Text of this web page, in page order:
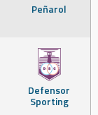
Peñarol
Defensor
Sporting